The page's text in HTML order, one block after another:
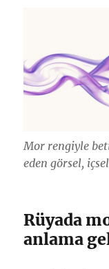
Mor rengiyle
eden görsel,
Rüyada
anlama